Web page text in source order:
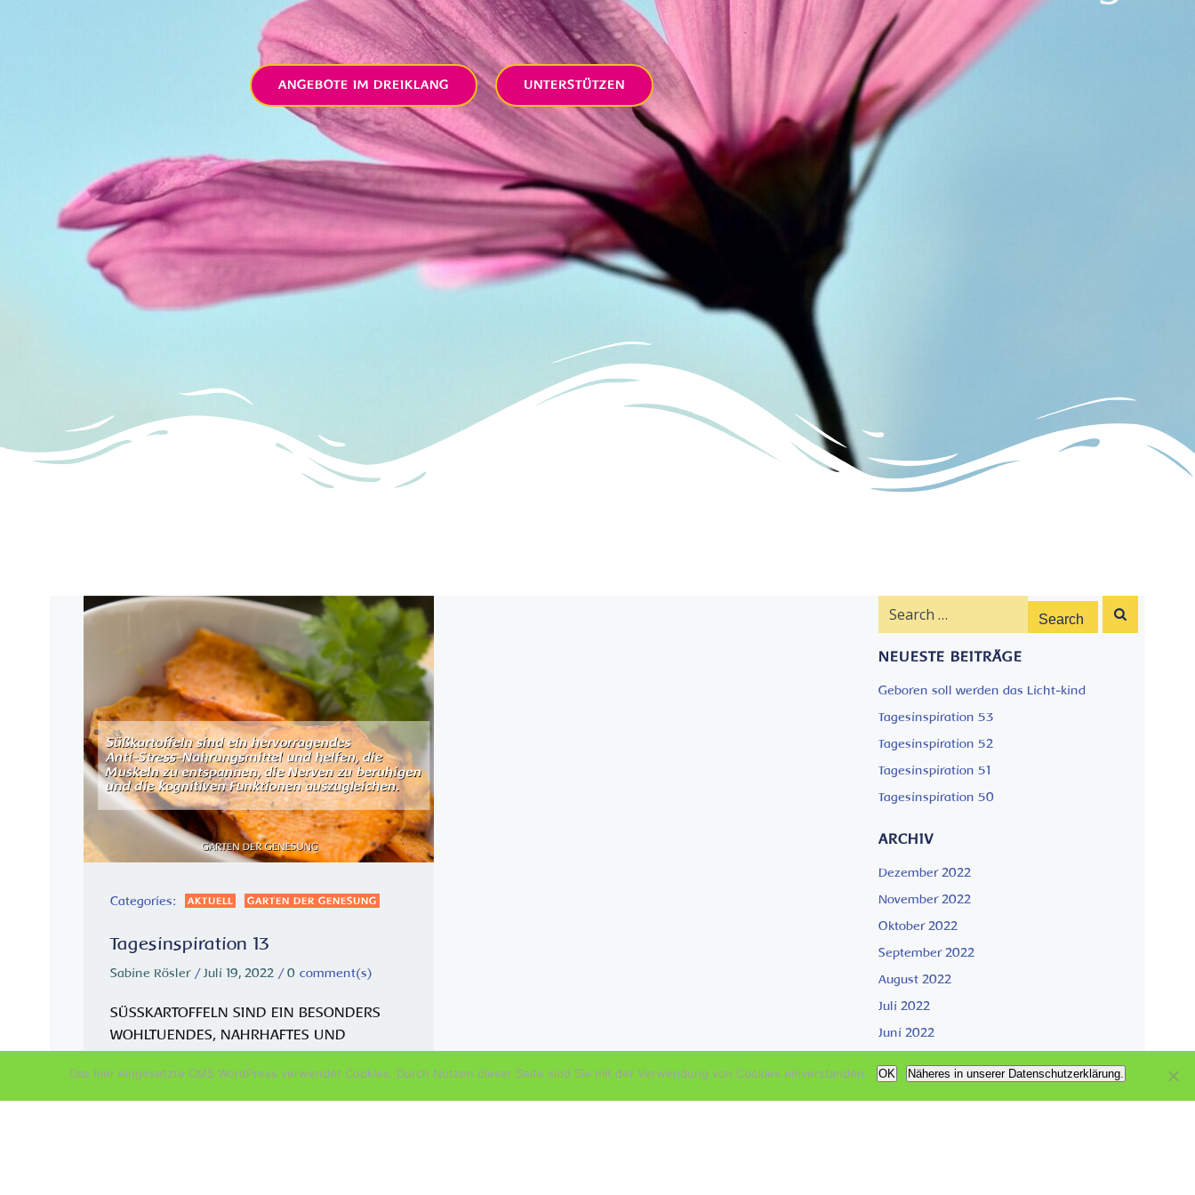
ANGEBOTE IM DREIKLANG UNTERSTÜTZEN
Categories: AKTUELL GARTEN DER GENESUNG
Tagesinspiration 13
Sabine Rösler / Juli 19, 2022 / 0 comment(s)
SÜSSKARTOFFELN SIND EIN BESONDERS
WOHLTUENDES, NAHRHAFTES UND
DEINE ERNÄHRUNG EINBAUEN SOLLTEST.
Sie sind reich an Antioxidantien wie
Search
NEUESTE BEITRÄGE
Geboren soll werden das Licht-kind
Tagesinspiration 53
Tagesinspiration 52
Tagesinspiration 51
Tagesinspiration 50
ARCHIV
Dezember 2022
November 2022
Oktober 2022
September 2022
August 2022
Juli 2022
Juni 2022
KATEGORIEN
Das hier eingesetzte CMS WordPress verwendet Cookies. Durch Nutzen dieser Seite sind Sie mit der Verwendung von Cookies einverstanden. OK Näheres in unserer Datenschutzerklärung.